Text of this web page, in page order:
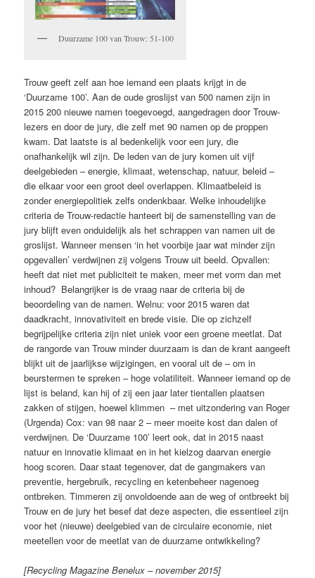
Duurzame 100 van Trouw: 51-100
Trouw geeft zelf aan hoe iemand een plaats krijgt in de
‘Duurzame 100’. Aan de oude groslijst van 500 namen zijn in
2015 200 nieuwe namen toegevoegd, aangedragen door Trouw-
lezers en door de jury, die zelf met 90 namen op de proppen
kwam. Dat laatste is al bedenkelijk voor een jury, die
onafhankelijk wil zijn. De leden van de jury komen uit vijf
deelgebieden – energie, klimaat, wetenschap, natuur, beleid –
die elkaar voor een groot deel overlappen. Klimaatbeleid is
zonder energiepolitiek zelfs ondenkbaar. Welke inhoudelijke
criteria de Trouw-redactie hanteert bij de samenstelling van de
jury blijft even onduidelijk als het schrappen van namen uit de
groslijst. Wanneer mensen ‘in het voorbije jaar wat minder zijn
opgevallen’ verdwijnen zij volgens Trouw uit beeld. Opvallen:
heeft dat niet met publiciteit te maken, meer met vorm dan met
inhoud? Belangrijker is de vraag naar de criteria bij de
beoordeling van de namen. Welnu: voor 2015 waren dat
daadkracht, innovativiteit en brede visie. Die op zichzelf
begrijpelijke criteria zijn niet uniek voor een groene meetlat. Dat
de rangorde van Trouw minder duurzaam is dan de krant aangeeft
blijkt uit de jaarlijkse wijzigingen, en vooral uit de – om in
beurstermen te spreken – hoge volatiliteit. Wanneer iemand op de
lijst is beland, kan hij of zij een jaar later tientallen plaatsen
zakken of stijgen, hoewel klimmen – met uitzondering van Roger
(Urgenda) Cox: van 98 naar 2 – meer moeite kost dan dalen of
verdwijnen. De ‘Duurzame 100’ leert ook, dat in 2015 naast
natuur en innovatie klimaat en in het kielzog daarvan energie
hoog scoren. Daar staat tegenover, dat de gangmakers van
preventie, hergebruik, recycling en ketenbeheer nagenoeg
ontbreken. Timmeren zij onvoldoende aan de weg of ontbreekt bij
Trouw en de jury het besef dat deze aspecten, die essentieel zijn
voor het (nieuwe) deelgebied van de circulaire economie, niet
meetellen voor de meetlat van de duurzame ontwikkeling?
[Recycling Magazine Benelux – november 2015]